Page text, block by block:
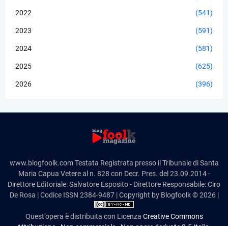
2022 (541)
2023 (591)
2024 (581)
2025 (625)
2026 (396)
www.blogfoolk.com Testata Registrata presso il Tribunale di Santa
Maria Capua Vetere al n. 828 con Decr. Pres. del 23.09.2014 -
Direttore Editoriale: Salvatore Esposito - Direttore Responsabile: Ciro
De Rosa | Codice ISSN 2384-9487 | Copyright by Blogfoolk © 2026 |
Quest'opera è distribuita con Licenza Creative Commons